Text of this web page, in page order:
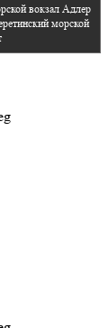
вокзал Адлер
морской